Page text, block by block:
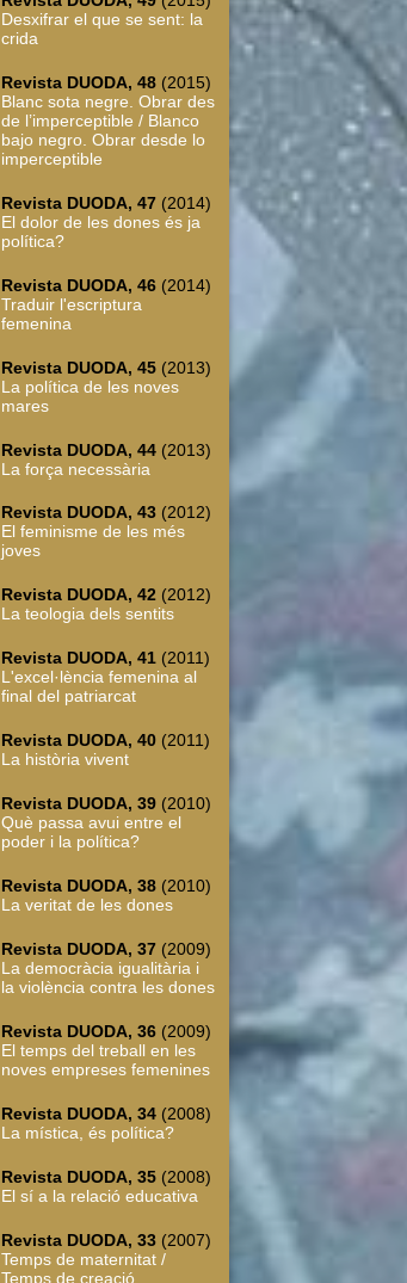
Desxifrar el que se sent: la
crida
Revista DUODA, 48 (2015)
Blanc sota negre. Obrar des
de l’imperceptible / Blanco
bajo negro. Obrar desde lo
imperceptible
Revista DUODA, 47 (2014)
El dolor de les dones és ja
política?
Revista DUODA, 46 (2014)
Traduir l'escriptura
femenina
Revista DUODA, 45 (2013)
La política de les noves
mares
Revista DUODA, 44 (2013)
La força necessària
Revista DUODA, 43 (2012)
El feminisme de les més
joves
Revista DUODA, 42 (2012)
La teologia dels sentits
Revista DUODA, 41 (2011)
L'excel·lència femenina al
final del patriarcat
Revista DUODA, 40 (2011)
La història vivent
Revista DUODA, 39 (2010)
Què passa avui entre el
poder i la política?
Revista DUODA, 38 (2010)
La veritat de les dones
Revista DUODA, 37 (2009)
La democràcia igualitària i
la violència contra les dones
Revista DUODA, 36 (2009)
El temps del treball en les
noves empreses femenines
Revista DUODA, 34 (2008)
La mística, és política?
Revista DUODA, 35 (2008)
El sí a la relació educativa
Revista DUODA, 33 (2007)
Temps de maternitat /
Temps de creació